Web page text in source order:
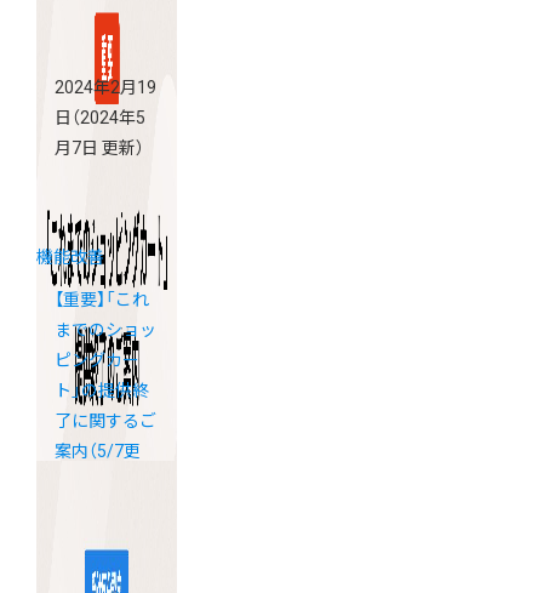
2024年2月19
日 （2024年5
月7日 更新）
機能改善
【重要】「これ
までのショッ
ピングカー
ト」の提供終
了に関するご
案内（5/7更